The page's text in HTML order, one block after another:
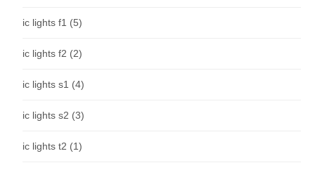
ic lights f1 (5)
ic lights f2 (2)
ic lights s1 (4)
ic lights s2 (3)
ic lights t2 (1)